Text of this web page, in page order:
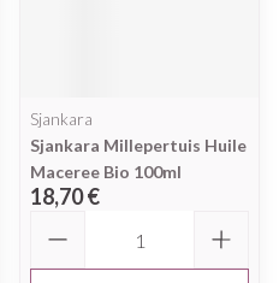
Sjankara
Sjankara Millepertuis Huile
Maceree Bio 100ml
18,70 €